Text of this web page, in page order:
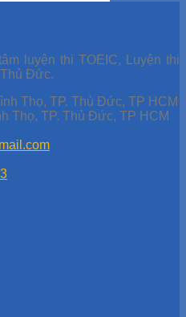
luyện thi TOEIC, Luyện thi
Thủ Đức.
Thọ, TP. Thủ Đức, TP HCM
Thọ, TP. Thủ Đức, TP HCM